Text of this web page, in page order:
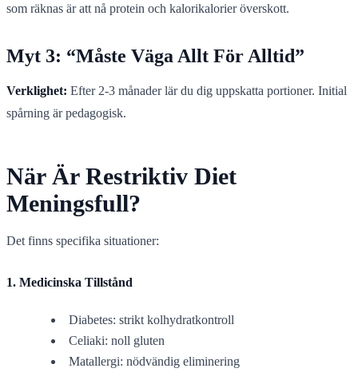
som räknas är att nå protein och kalorikalorier överskott.
Myt 3: “Måste Väga Allt För Alltid”
Verklighet: Efter 2-3 månader lär du dig uppskatta portioner. Initial
spårning är pedagogisk.
När Är Restriktiv Diet
Meningsfull?
Det finns specifika situationer:
1. Medicinska Tillstånd
Diabetes: strikt kolhydratkontroll
Celiaki: noll gluten
Matallergi: nödvändig eliminering